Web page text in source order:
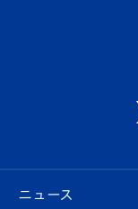
ニュース